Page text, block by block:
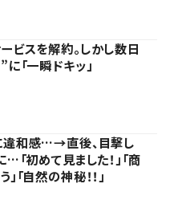
ビスを解約。しかし数日
「一瞬ドキッ」
違和感…→直後、目撃し
初めて見ました！」「商
「自然の神秘！！」